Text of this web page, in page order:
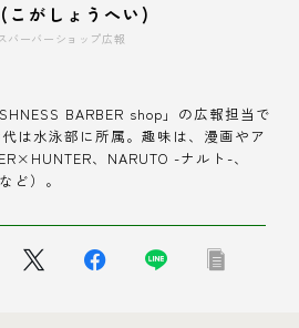
こがしょうへい)
バーバーショップ広報
BARBER shop」の広報担当で
は水泳部に所属。趣味は、漫画やア
、NARUTO -ナルト-、
ど）。